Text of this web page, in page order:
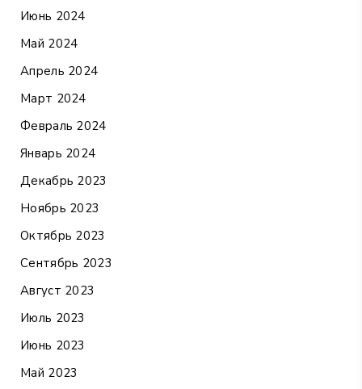
Июнь 2024
Май 2024
Апрель 2024
Март 2024
Февраль 2024
Январь 2024
Декабрь 2023
Ноябрь 2023
Октябрь 2023
Сентябрь 2023
Август 2023
Июль 2023
Июнь 2023
Май 2023